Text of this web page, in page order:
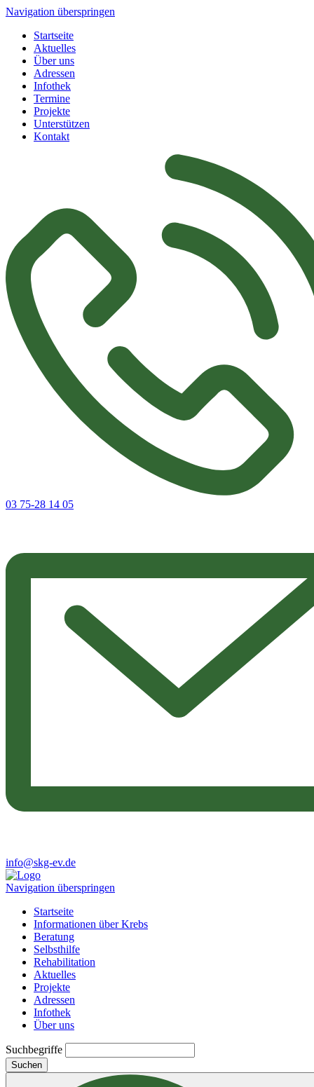
Navigation überspringen
Startseite
Aktuelles
Über uns
Adressen
Infothek
Termine
Projekte
Unterstützen
Kontakt
03 75-28 14 05
info@skg-ev.de
Navigation überspringen
Startseite
Informationen über Krebs
Beratung
Selbsthilfe
Rehabilitation
Aktuelles
Projekte
Adressen
Infothek
Über uns
Suchbegriffe
Suchen